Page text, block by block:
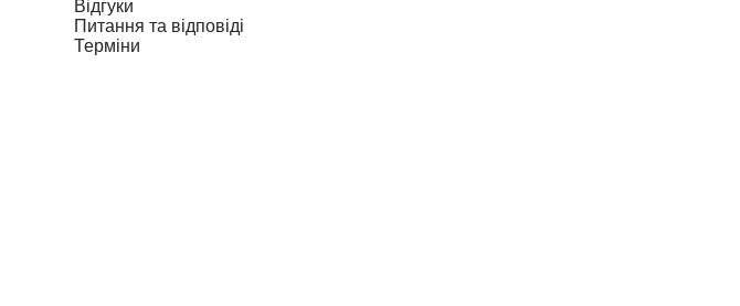
Відгуки
Питання та відповіді
Терміни